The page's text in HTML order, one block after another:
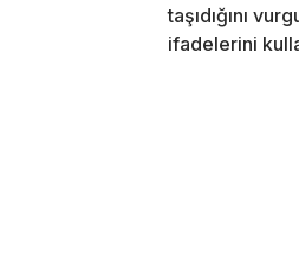
taşıdığını
ifadelerini